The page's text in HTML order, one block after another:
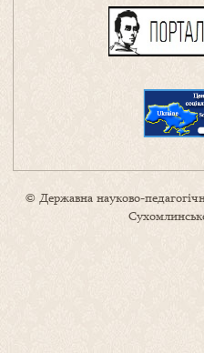
© Державна науково-